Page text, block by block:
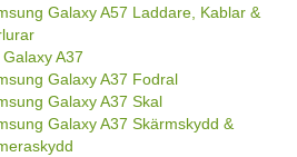
Galaxy A57 Laddare, Kablar &
A37
Galaxy A37 Fodral
Galaxy A37 Skal
Galaxy A37 Skärmskydd &